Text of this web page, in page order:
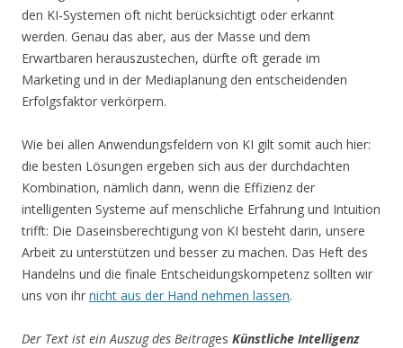
den KI-Systemen oft nicht berücksichtigt oder erkannt
werden. Genau das aber, aus der Masse und dem
Erwartbaren herauszustechen, dürfte oft gerade im
Marketing und in der Mediaplanung den entscheidenden
Erfolgsfaktor verkörpern.
Wie bei allen Anwendungsfeldern von KI gilt somit auch hier:
die besten Lösungen ergeben sich aus der durchdachten
Kombination, nämlich dann, wenn die Effizienz der
intelligenten Systeme auf menschliche Erfahrung und Intuition
trifft: Die Daseinsberechtigung von KI besteht darin, unsere
Arbeit zu unterstützen und besser zu machen. Das Heft des
Handelns und die finale Entscheidungskompetenz sollten wir
uns von ihr nicht aus der Hand nehmen lassen.
Der Text ist ein Auszug des Beitrages Künstliche Intelligenz